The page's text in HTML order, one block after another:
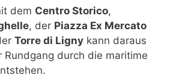
dem Centro Storico,
, der Piazza Ex Mercato
Torre di Ligny kann daraus
Rundgang durch die maritime